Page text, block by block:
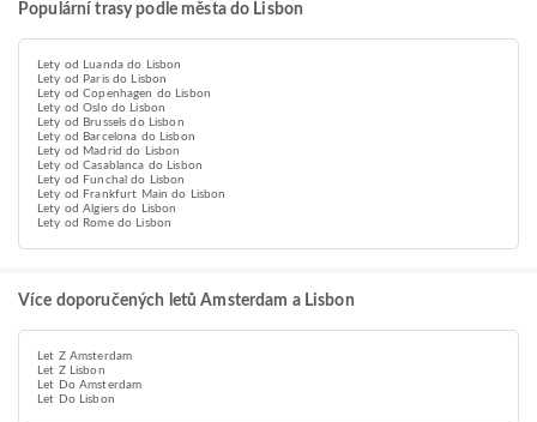
Populární trasy podle města do Lisbon
Lety od Luanda do Lisbon
Lety od Paris do Lisbon
Lety od Copenhagen do Lisbon
Lety od Oslo do Lisbon
Lety od Brussels do Lisbon
Lety od Barcelona do Lisbon
Lety od Madrid do Lisbon
Lety od Casablanca do Lisbon
Lety od Funchal do Lisbon
Lety od Frankfurt Main do Lisbon
Lety od Algiers do Lisbon
Lety od Rome do Lisbon
Více doporučených letů Amsterdam a Lisbon
Let Z Amsterdam
Let Z Lisbon
Let Do Amsterdam
Let Do Lisbon